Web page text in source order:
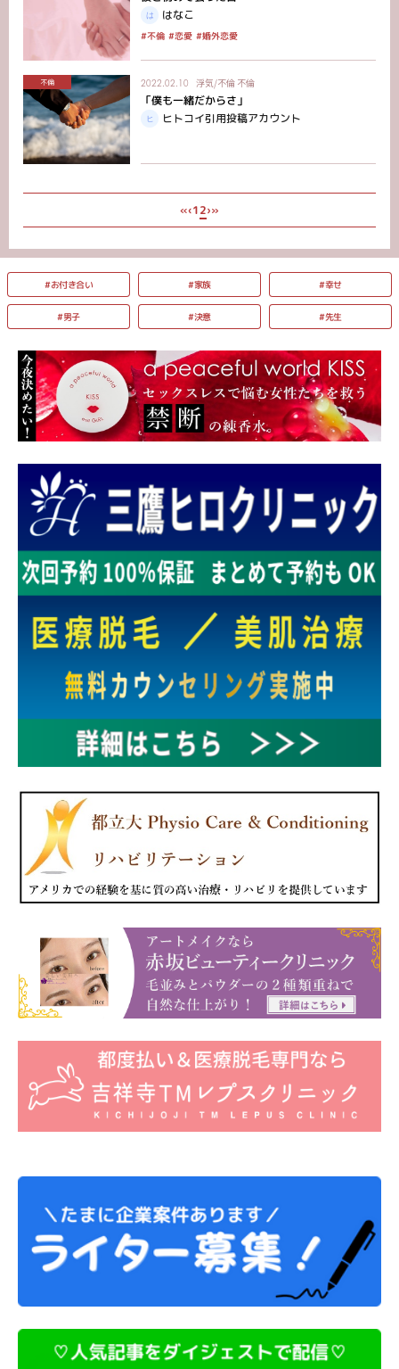
はなこ
#不倫 #恋愛 #婚外恋愛
不倫 2022.02.10 浮気/不倫 不倫
「僕も一緒だからさ」
ヒトコイ引用投稿アカウント
«‹12›»
#お付き合い #家族 #幸せ
#男子 #決意 #先生